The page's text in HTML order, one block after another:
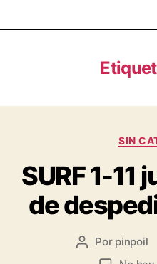
SIN
SURF 1-11
de
Por pinpoil